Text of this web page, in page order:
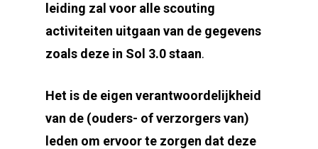
leiding zal voor alle scouting
activiteiten uitgaan van de gegevens
zoals deze in Sol 3.0 staan.
Het is de eigen verantwoordelijkheid
van de (ouders- of verzorgers van)
leden om ervoor te zorgen dat deze